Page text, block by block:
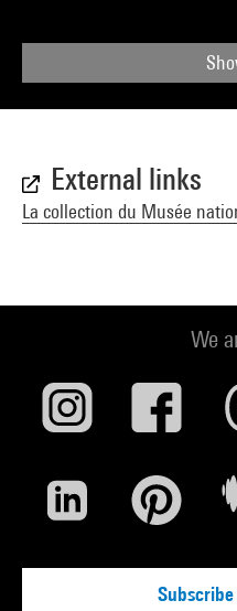
External links
La collection du Musée
We